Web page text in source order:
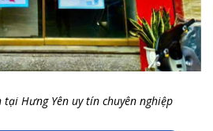
tại Hưng Yên uy tín chuyên nghiệp